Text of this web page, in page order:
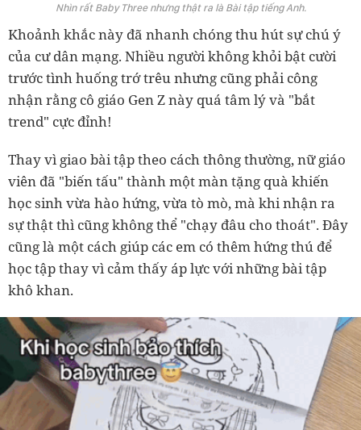
Nhìn rất Baby Three nhưng thật ra là Bài tập tiếng Anh.
Khoảnh khắc này đã nhanh chóng thu hút sự chú ý
của cư dân mạng. Nhiều người không khỏi bật cười
trước tình huống trớ trêu nhưng cũng phải công
nhận rằng cô giáo Gen Z này quá tâm lý và "bắt
trend" cực đỉnh!
Thay vì giao bài tập theo cách thông thường, nữ giáo
viên đã "biến tấu" thành một màn tặng quà khiến
học sinh vừa hào hứng, vừa tò mò, mà khi nhận ra
sự thật thì cũng không thể "chạy đâu cho thoát". Đây
cũng là một cách giúp các em có thêm hứng thú để
học tập thay vì cảm thấy áp lực với những bài tập
khô khan.